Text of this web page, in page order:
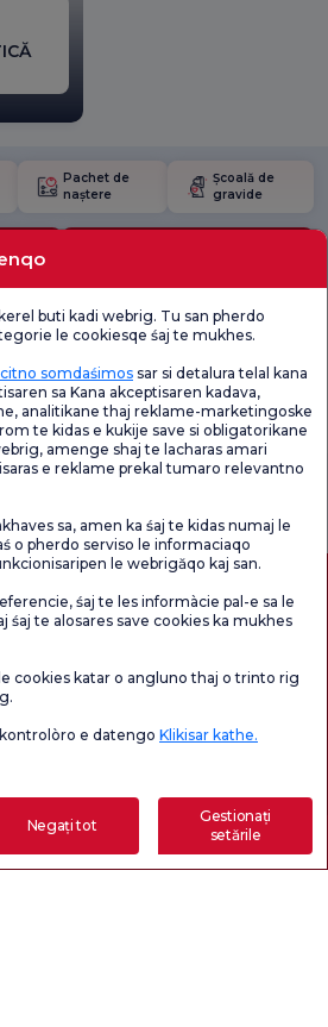
E-Rezultat Lasă-ne să te sunăm
Pachet de
naștere
Școală de
gravide
privind promoțiile
kvkk Drepturile pacientului
buti kadi webrig. Tu san pherdo
le cookiesqe śaj te mukhes.
somdaśimos sar si detalura telal kana
sa Kana akceptisaren kadava,
analitikane thaj reklame-marketingoske
te kidas e kukije save si obligatorikane
amenge shaj te lacharas amari
e reklame prekal tumaro relevantno
sa, amen ka śaj te kidas numaj le
o pherdo serviso le informaciaqo
le webrigăqo kaj san.
śaj te les informàcie pal-e sa le
śaj te alosares save cookies ka mukhes
cookies katar o angluno thaj o trinto rig
kontrolòro e datengo Klikisar kathe.
Negați tot
Gestionați
setările